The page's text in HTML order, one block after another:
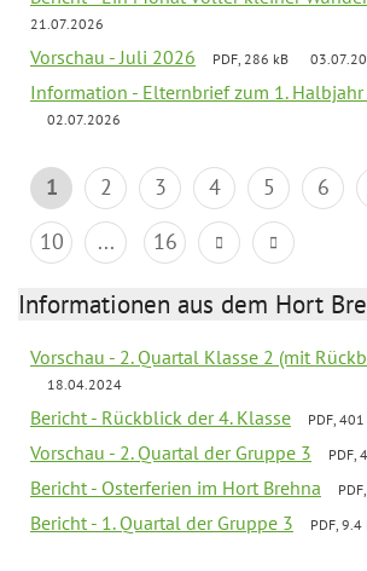
21.07.2026
Vorschau - Juli 2026 PDF, 286 kB
Information - Elternbrief zum 1.
02.07.2026
1 2 3 4 5 6
10
... 16
Informationen aus dem Hort
Vorschau - 2. Quartal Klasse 2 (mit
18.04.2024
Bericht - Rückblick der 4. Klasse PDF,
Vorschau - 2. Quartal der Gruppe 3 PDF,
Bericht - Osterferien im Hort Brehna
Bericht - 1. Quartal der Gruppe 3 PDF, 9.4